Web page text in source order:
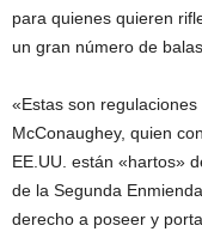
para quienes quieren
un gran número de
«Estas son
McConaughey, quien
EE.UU. están «hartos»
de la Segunda
derecho a poseer y